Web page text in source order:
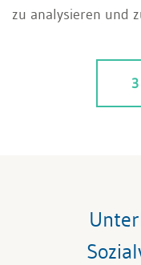
zu analysieren und
beleuchtet typische
beim